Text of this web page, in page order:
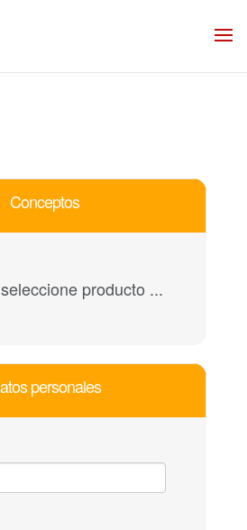
Conceptos
producto ...
personales